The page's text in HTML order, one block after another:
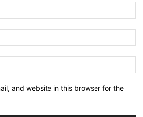
and website in this browser for the